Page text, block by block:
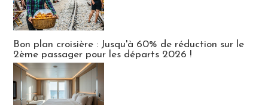
Bon plan croisière : Jusqu'à 60% de réduction sur le
2ème passager pour les départs 2026 !